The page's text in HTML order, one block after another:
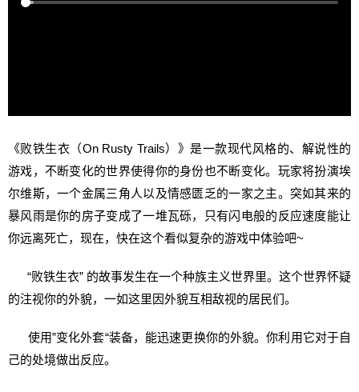
《败铁生衣（On Rusty Trails）》是一款现代风格的、解说性的
游戏，不断变化的世界使得你的身份也不断变化。玩家将扮演埃
尔维斯，一个金属三角人以及情感匮乏的一家之主。突如其来的
暴风雨是你的房子变成了一堆瓦砾，只有闪电般的反应速度能让
你远离死亡，现在，快在这个看似复杂的游戏中体验吧~
“败铁生衣” 的故事发生在一个种族主义世界里。这个世界怀疑
的注视你的外貌，一如这里因外貌互相敌视的居民们。
使用”变化外套“装备，能迅速更换你的外貌。你利用它对于自
己的处境做出反应。